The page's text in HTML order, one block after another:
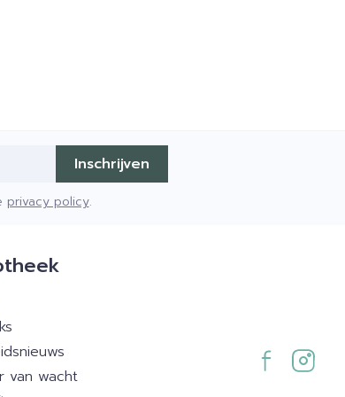
Inschrijven
privacy policy.
van wacht